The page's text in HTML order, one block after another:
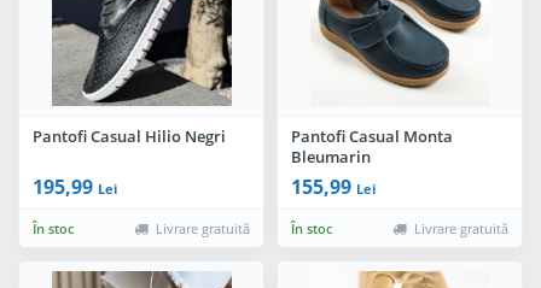
Pantofi Casual Hilio Negri
195,99 Lei
În stoc Livrare gratuită
Pantofi Casual Monta
Bleumarin
155,99 Lei
În stoc Livrare gratuită